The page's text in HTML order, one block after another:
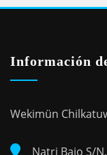
Información
Wekimün
Natri Bajo S/